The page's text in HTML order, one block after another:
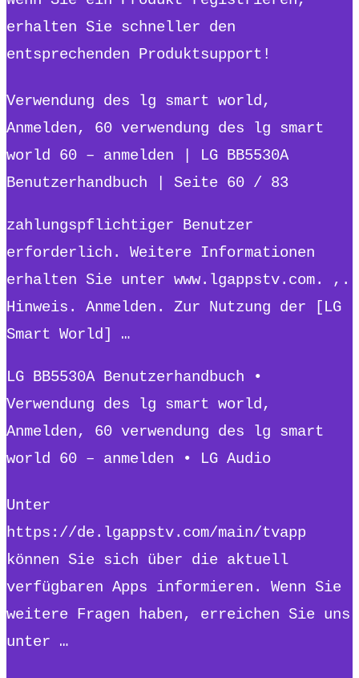
erhalten Sie schneller den
entsprechenden Produktsupport!
Verwendung des lg smart world,
Anmelden, 60 verwendung des lg smart
world 60 – anmelden | LG BB5530A
Benutzerhandbuch | Seite 60 / 83
zahlungspflichtiger Benutzer
erforderlich. Weitere Informationen
erhalten Sie unter www.lgappstv.com. ,.
Hinweis. Anmelden. Zur Nutzung der [LG
Smart World] …
LG BB5530A Benutzerhandbuch •
Verwendung des lg smart world,
Anmelden, 60 verwendung des lg smart
world 60 – anmelden • LG Audio
Unter
https://de.lgappstv.com/main/tvapp
können Sie sich über die aktuell
verfügbaren Apps informieren. Wenn Sie
weitere Fragen haben, erreichen Sie uns
unter …